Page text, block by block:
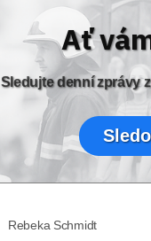
Ať
Sledujte denní zprávy
Rebeka Schmidt